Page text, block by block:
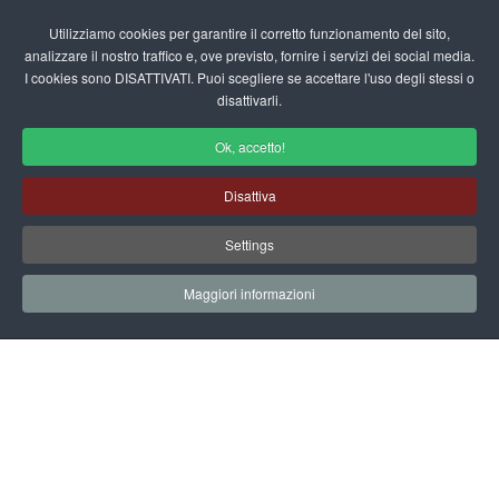
Utilizziamo cookies per garantire il corretto funzionamento del sito,
analizzare il nostro traffico e, ove previsto, fornire i servizi dei social media.
I cookies sono DISATTIVATI. Puoi scegliere se accettare l'uso degli stessi o
disattivarli.
Ok, accetto!
Disattiva
Settings
Maggiori informazioni
fas
Canzoni per bambini
Home Scuola Materna
Rubriche
Pirati dei Sargassi